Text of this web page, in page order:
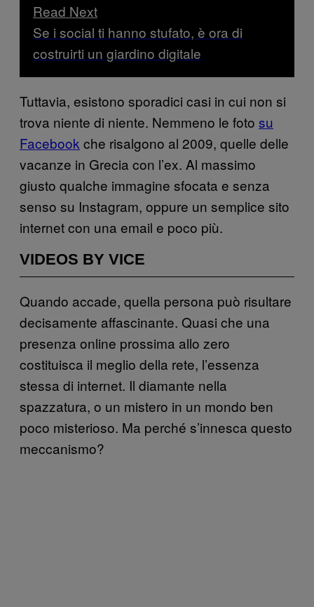
Read Next
Se i social ti hanno stufato, è ora di
costruirti un giardino digitale
Tuttavia, esistono sporadici casi in cui non si
trova niente di niente. Nemmeno le foto su
Facebook che risalgono al 2009, quelle delle
vacanze in Grecia con l’ex. Al massimo
giusto qualche immagine sfocata e senza
senso su Instagram, oppure un semplice sito
internet con una email e poco più.
VIDEOS BY VICE
Quando accade, quella persona può risultare
decisamente affascinante. Quasi che una
presenza online prossima allo zero
costituisca il meglio della rete, l’essenza
stessa di internet. Il diamante nella
spazzatura, o un mistero in un mondo ben
poco misterioso. Ma perché s’innesca questo
meccanismo?